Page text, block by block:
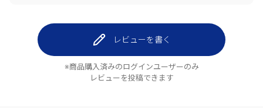
レビューを書く
※商品購入済みのログインユーザーのみ
レビューを投稿できます